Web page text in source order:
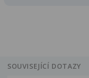
SOUVISEJÍCÍ DOTAZY